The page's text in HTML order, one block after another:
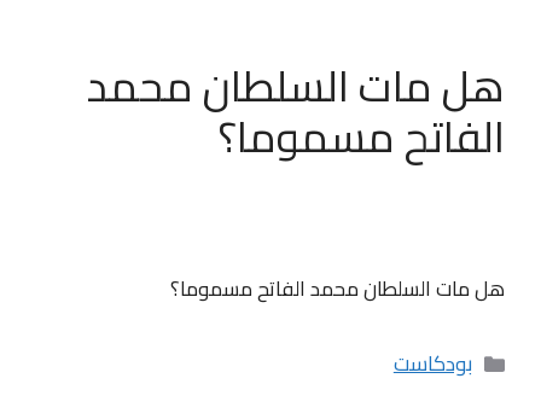
هل مات السلطان محمد
الفاتح مسموما؟
هل مات السلطان محمد الفاتح مسموما؟
التصنيفات
بودكاست